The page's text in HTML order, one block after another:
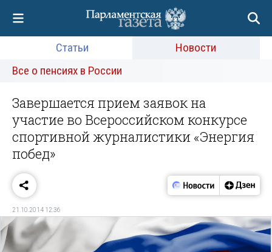
Статьи
Новости
Все о пенсиях в России
Завершается прием заявок на
участие во Всероссийском конкурсе
спортивной журналистики «Энергия
побед»
21.10.2014 12:36